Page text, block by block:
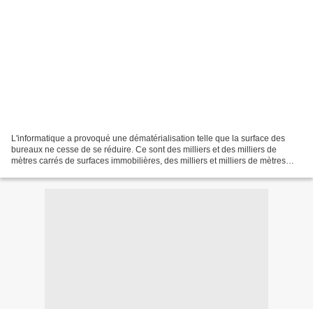
L'informatique a provoqué une dématérialisation telle que la surface des
bureaux ne cesse de se réduire. Ce sont des milliers et des milliers de
mètres carrés de surfaces immobilières, des milliers et milliers de mètres